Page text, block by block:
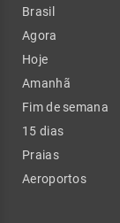
Brasil
Agora
Hoje
Amanhã
Fim de semana
15 dias
Praias
Aeroportos